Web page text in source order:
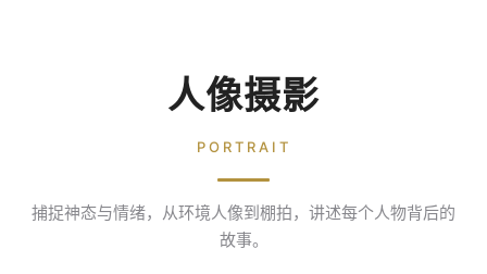
人像摄影
PORTRAIT
捕捉神态与情绪，从环境人像到棚拍，讲述每个人物背后的
故事。